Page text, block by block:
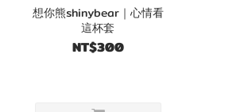
想你熊shinybear｜心情看
這杯套
NT$300